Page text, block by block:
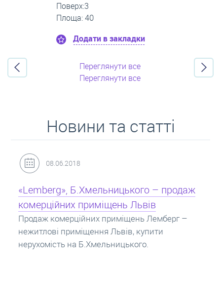
Поверх:11
Площа: 55
Додати в закладки
Переглянути все
Переглянути все
Новини та статті
31.05.2018
Кредит під заставу нерухомості: іпотека
Іпотека на квартиру – кредит на житло під
заставу нерухомості. Купити в іпотеку – що
потрібно знати? Консультація від Експертів
про іпотечні кредити.